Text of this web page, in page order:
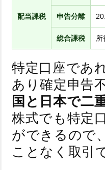
配当課税 申告分離
総合課税 所
特定口座であ
あり確定申告
国と日本で二
株式でも特定
ができるので
ことなく取引